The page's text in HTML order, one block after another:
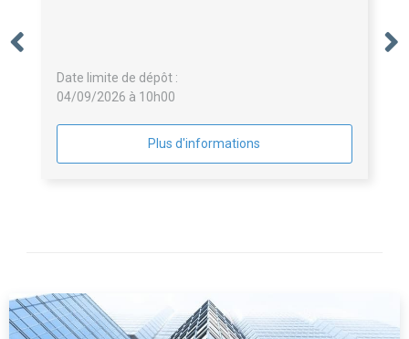
Date limite de dépôt :
04/09/2026 à 10h00
Plus d'informations